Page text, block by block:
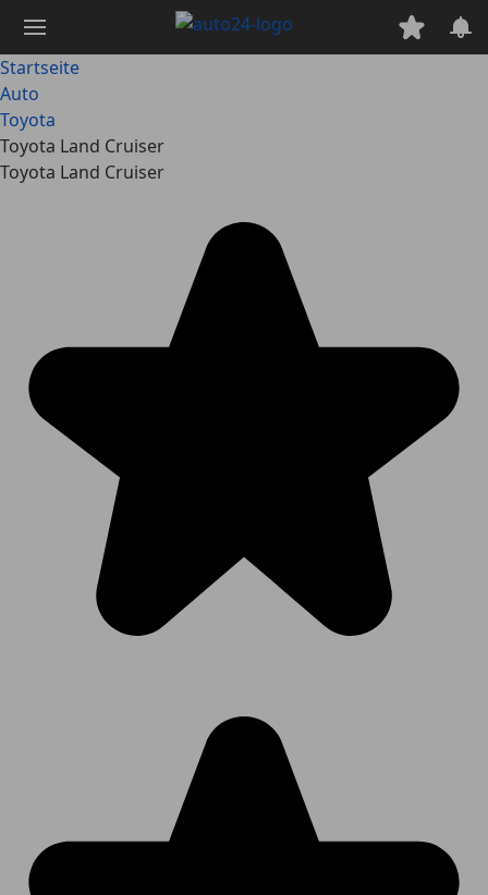
Hauptinhalt
springen
Startseite
Auto
Toyota
Toyota Land Cruiser
Toyota Land Cruiser